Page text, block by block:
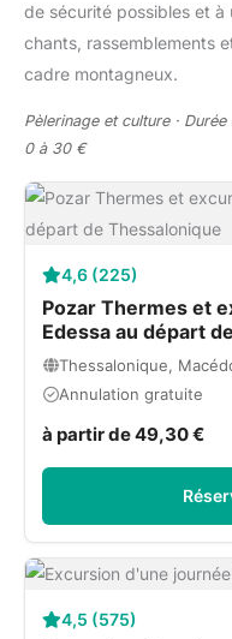
de sécurité possibles et
chants, rassemblements
cadre montagneux.
Pèlerinage et culture ·
0 à 30 €
4,6 (225)
Pozar Thermes et
Edessa au départ
Thessalonique,
Annulation gratuite
à partir de 49,30 €
4,5 (575)